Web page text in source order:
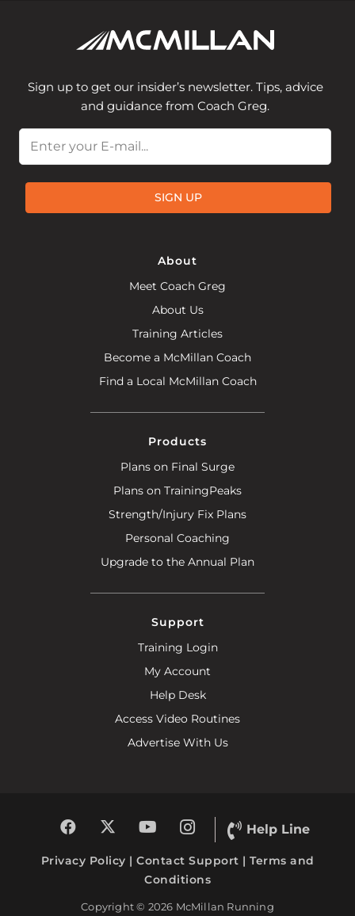
Sign up to get our insider’s newsletter. Tips, advice
and guidance from Coach Greg.
SIGN UP
About
Meet Coach Greg
About Us
Training Articles
Become a McMillan Coach
Find a Local McMillan Coach
Products
Plans on Final Surge
Plans on TrainingPeaks
Strength/Injury Fix Plans
Personal Coaching
Upgrade to the Annual Plan
Support
Training Login
My Account
Help Desk
Access Video Routines
Advertise With Us
Help Line
Privacy Policy | Contact Support | Terms and
Conditions
Copyright © 2026 McMillan Running